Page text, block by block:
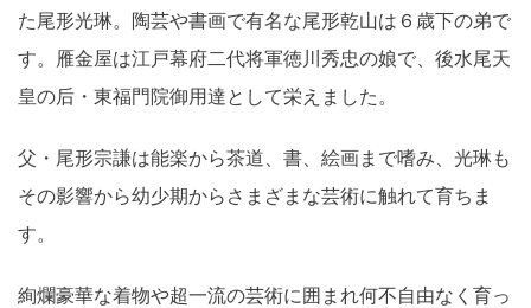
た尾形光琳。陶芸や書画で有名な尾形乾山は６歳下の弟で
す。雁金屋は江戸幕府二代将軍徳川秀忠の娘で、後水尾天
皇の后・東福門院御用達として栄えました。
父・尾形宗謙は能楽から茶道、書、絵画まで嗜み、光琳も
その影響から幼少期からさまざまな芸術に触れて育ちま
す。
絢爛豪華な着物や超一流の芸術に囲まれ何不自由なく育っ